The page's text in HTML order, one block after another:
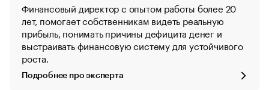
Финансовый директор с опытом работы более 20
лет, помогает собственникам видеть реальную
прибыль, понимать причины дефицита денег и
выстраивать финансовую систему для устойчивого
роста.
Подробнее про эксперта